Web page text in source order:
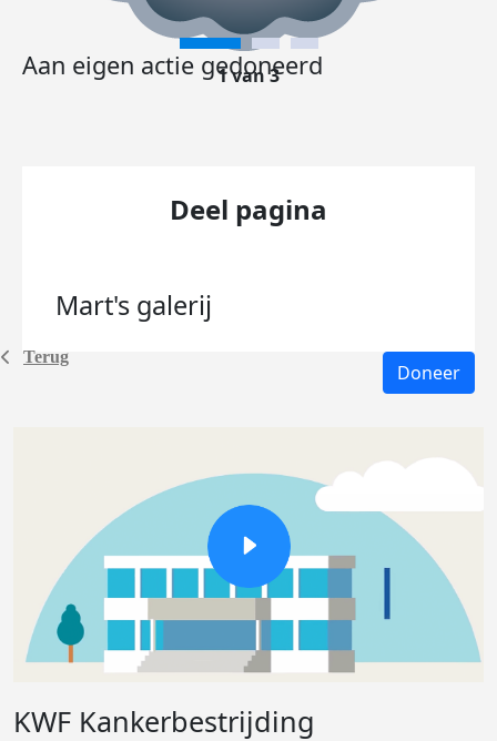
Terug
Aan eigen actie gedoneerd
1 van 3
Deel pagina
Mart's galerij
Doneer
KWF Kankerbestrijding